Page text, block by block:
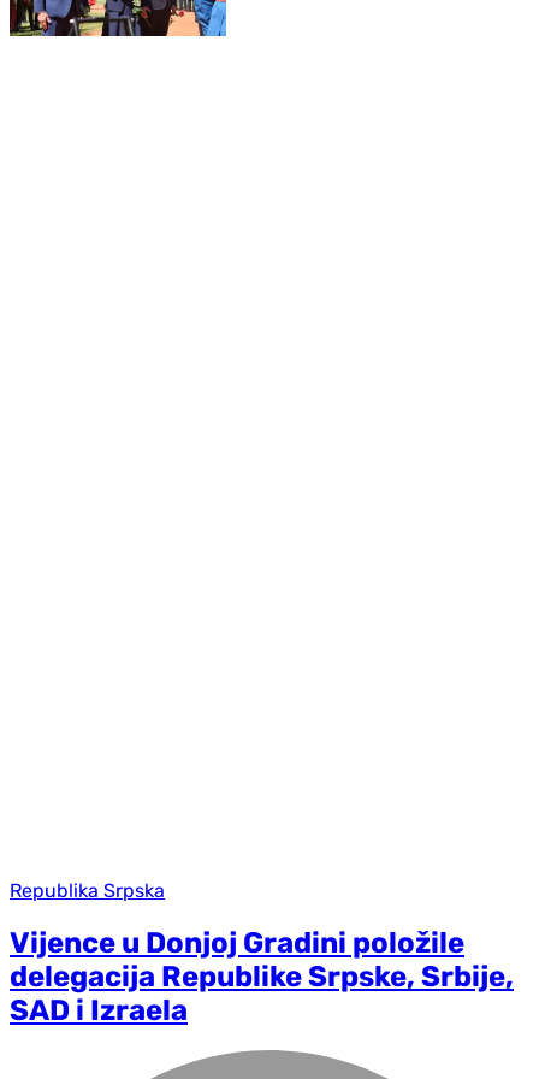
Republika Srpska
Vijence u Donjoj Gradini položile
delegacija Republike Srpske, Srbije,
SAD i Izraela